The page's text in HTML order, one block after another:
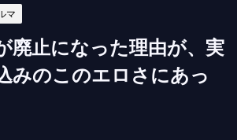
マ
廃止になった理由が、実
みのこのエロさにあっ